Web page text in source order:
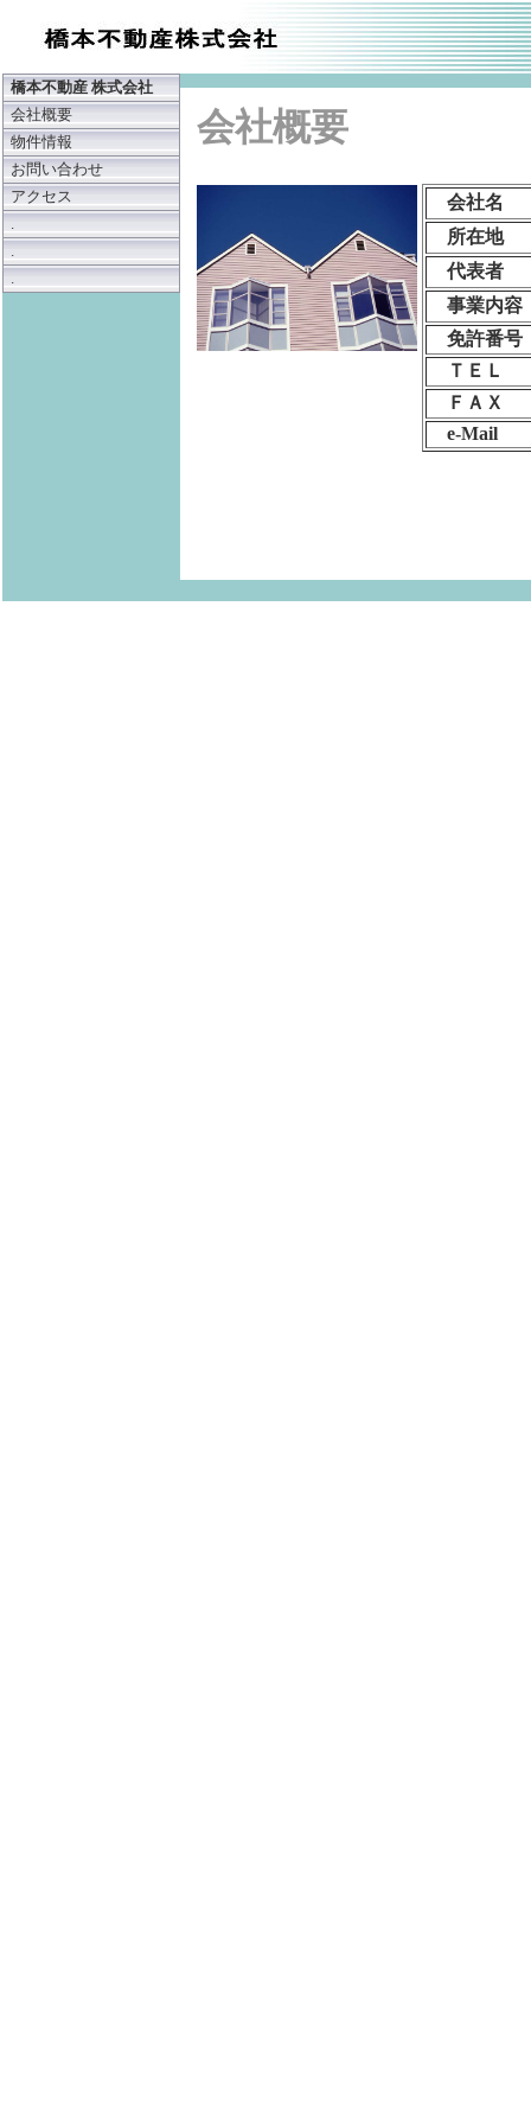
橋本不動産 株式会社
会社概要
物件情報
お問い合わせ
アクセス
.
.
.
会社概要
会社名
所在地
代表者
事業内容
免許番号
ＴＥＬ
ＦＡＸ
e-Mail